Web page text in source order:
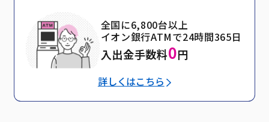
全国に6,800台以上
イオン銀行ATMで24時間365日
入出金手数料0円
詳しくはこちら